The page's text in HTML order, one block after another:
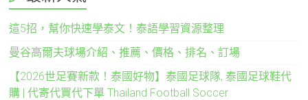
這5招，幫你快速學泰文！泰語學習資源整理
曼谷高爾夫球場介紹、推薦、價格、排名、訂場
【2026世足賽新款！泰國好物】泰國足球隊, 泰國足球鞋代
購 | 代寄代買代下單 Thailand Football Soccer